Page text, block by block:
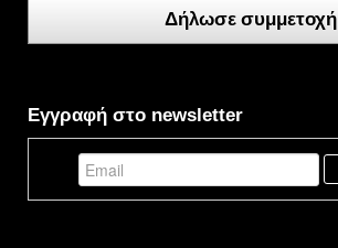
Δήλωσε συμμετοχή
Εγγραφή στο newsletter